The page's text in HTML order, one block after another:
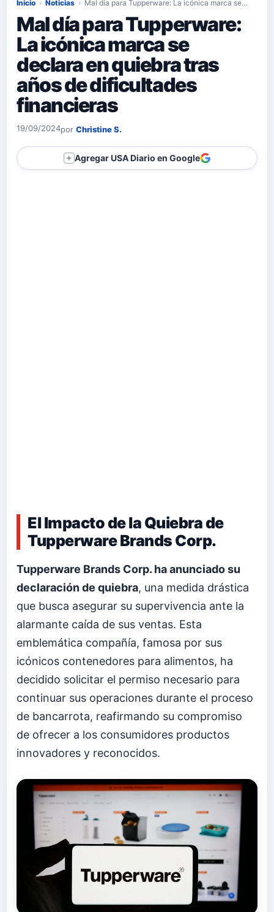
Inicio › Noticias › Mal día para Tupperware: La icónica marca se…
Mal día para Tupperware:
La icónica marca se
declara en quiebra tras
años de dificultades
financieras
19/09/2024por Christine S.
＋ Agregar USA Diario en Google
El Impacto de la Quiebra de
Tupperware Brands Corp.
Tupperware Brands Corp. ha anunciado su
declaración de quiebra, una medida drástica
que busca asegurar su supervivencia ante la
alarmante caída de sus ventas. Esta
emblemática compañía, famosa por sus
icónicos contenedores para alimentos, ha
decidido solicitar el permiso necesario para
continuar sus operaciones durante el proceso
de bancarrota, reafirmando su compromiso
de ofrecer a los consumidores productos
innovadores y reconocidos.